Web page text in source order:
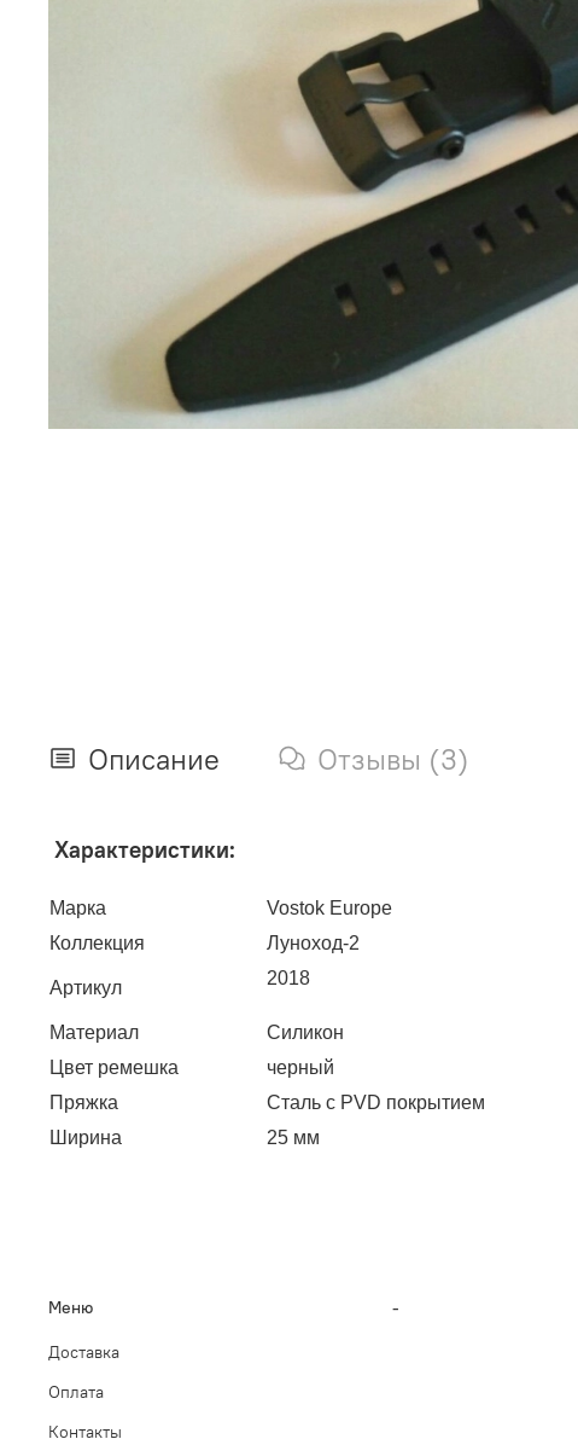
Описание Отзывы (3)
Характеристики:
Марка
Vostok Europe
Коллекция
Луноход-2
Артикул 2018
Материал
Силикон
Цвет ремешка
черный
Пряжка
Сталь с PVD покрытием
Ширина
25 мм
Меню
Доставка
Оплата
Контакты
-